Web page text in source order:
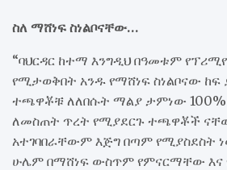
ስለ ማሸነፍ ስነልቦናቸው…
“ባህርዳር ከተማ እንግዲህ በዓመቱም
የሚታወቅበት አንዱ የማሸነፍ ስነልቦናው ከፍ
ተጫዋቾቹ ለለበሱት ማልያ ታምነው
ለመስጠት ጥረት የሚያደርጉ ተጫዋቾች
አተገባበራቸውም እጅግ በጣም የሚያስደስት
ሁሌም በማሸነፍ ውስጥም የምናርማቸው እና